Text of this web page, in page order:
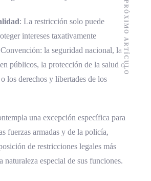
: La restricción solo puede
intereses taxativamente
la seguridad nacional, la
públicos, la protección de la salud o
los derechos y libertades de los
una excepción específica para
fuerzas armadas y de la policía,
de restricciones legales más
naturaleza especial de sus funciones.
PRÓXIMO ARTÍCULO